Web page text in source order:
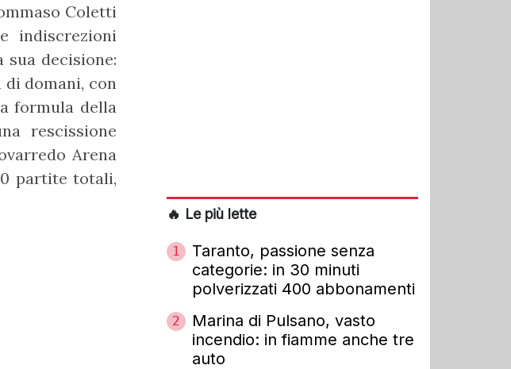
Coletti
indiscrezioni
decisione:
domani, con
formula della
rescissione
Arena
partite totali,
🔥 Le più lette
1
Taranto, passione senza
categorie: in 30 minuti
polverizzati 400 abbonamenti
2
Marina di Pulsano, vasto
incendio: in fiamme anche tre
auto